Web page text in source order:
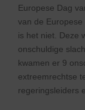
Europese Dag
van de
is het niet. Deze
onschuldige
kwamen er 9
extreemrechtse
regeringsleiders